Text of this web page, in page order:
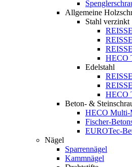
Allgemeine
Stahl verzinkt
HECO
Edelstahl
HECO
Beton- &
HECO Multi-
Fischer-
EUROTec-
Nägel
Sparrennägel
Kammnägel